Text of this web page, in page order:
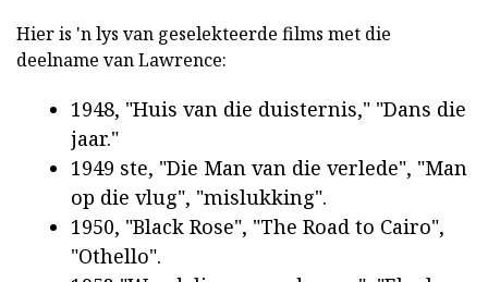
Hier is 'n lys van geselekteerde films met die
deelname van Lawrence:
1948, "Huis van die duisternis," "Dans die
jaar."
1949 ste, "Die Man van die verlede", "Man
op die vlug", "mislukking".
1950, "Black Rose", "The Road to Cairo",
"Othello".